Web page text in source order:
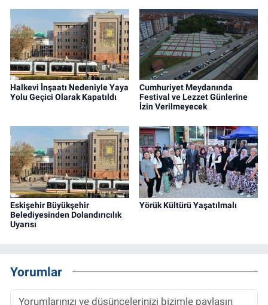
Halkevi İnşaatı Nedeniyle Yaya
Yolu Geçici Olarak Kapatıldı
Cumhuriyet Meydanında
Festival ve Lezzet Günlerine
İzin Verilmeyecek
Eskişehir Büyükşehir
Belediyesinden Dolandırıcılık
Uyarısı
Yörük Kültürü Yaşatılmalı
Yorumlar